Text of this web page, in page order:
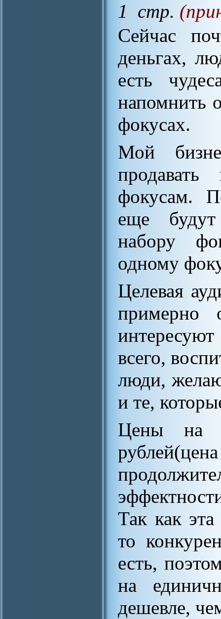
1 стр.
Сейчас
деньгах,
есть
напомнить
фокусах.
Мой
фокусам.
еще будут
набору
одному
Целевая
всего,
люди,
и те,
Цены на
Так как
то
есть,
на
дешевле,